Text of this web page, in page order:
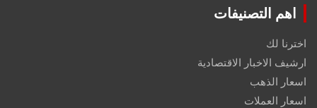
اهم التصنيفات
اخترنا لك
ارشيف الاخبار الاقتصادية
اسعار الذهب
اسعار العملات